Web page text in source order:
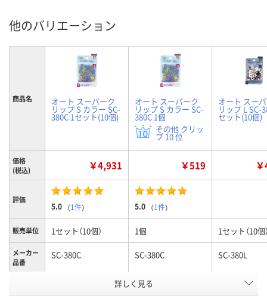
他のバリエーション
商品名 オート スーパーク
リップ S カラー SC-
380C 1セット(10個)
オート スーパーク
リップ S カラー SC-
380C 1個
その他 クリッ
プ 10 位
オート スー
リップ L SC-
セット(10個)
価格
(税込)
￥4,931 ￥519
評価
5.0 （1件） 5.0 （1件）
販売単位 1セット（10個） 1個 1セット（10個
メーカー
品番
SC-380C SC-380C SC-380L
HH65996 WW50001
詳しく見る